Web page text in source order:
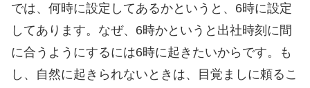
では、何時に設定してあるかというと、6時に設定
してあります。なぜ、6時かというと出社時刻に間
に合うようにするには6時に起きたいからです。も
し、自然に起きられないときは、目覚ましに頼るこ